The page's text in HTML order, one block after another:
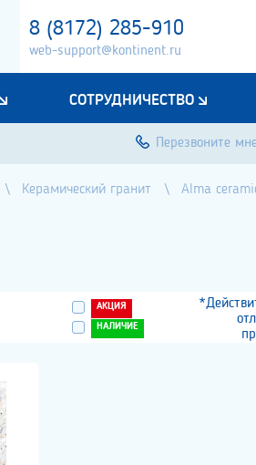
8 (8172) 285-910
web-support@kontinent.ru
СОТРУДНИЧЕСТВО
Перезвоните
Керамический гранит Alma
АКЦИЯ
НАЛИЧИЕ